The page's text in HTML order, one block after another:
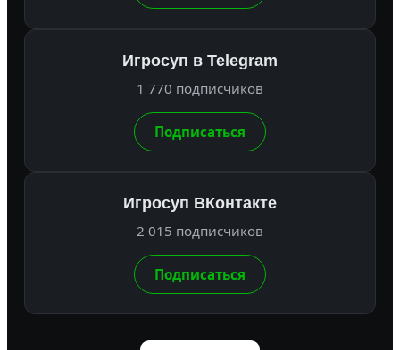
Игросуп в Telegram
1 770 подписчиков
Подписаться
Игросуп ВКонтакте
2 015 подписчиков
Подписаться